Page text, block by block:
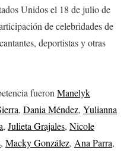
Unidos el 18 de julio de
de celebridades de
deportistas y otras
fueron Manelyk
, Dania Méndez, Yulianna
, Julieta Grajales, Nicole
, Macky González, Ana Parra,